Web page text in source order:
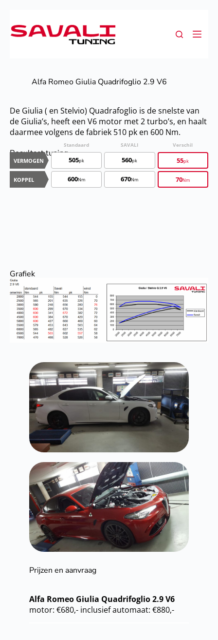
Alfa Romeo Giulia Quadrifoglio 2.9 V6
De Giulia ( en Stelvio) Quadrafoglio is de snelste van
de Giulia’s, heeft een V6 motor met 2 turbo’s, en haalt
daarmee volgens de fabriek 510 pk en 600 Nm.
Resultaat tuning
Standaard SAVALI Verschil
VERMOGEN 505pk 560pk 55pk
KOPPEL 600Nm 670Nm 70Nm
Grafiek
Prijzen en aanvraag
Alfa Romeo Giulia Quadrifoglio 2.9 V6
motor: €680,- inclusief automaat: €880,-